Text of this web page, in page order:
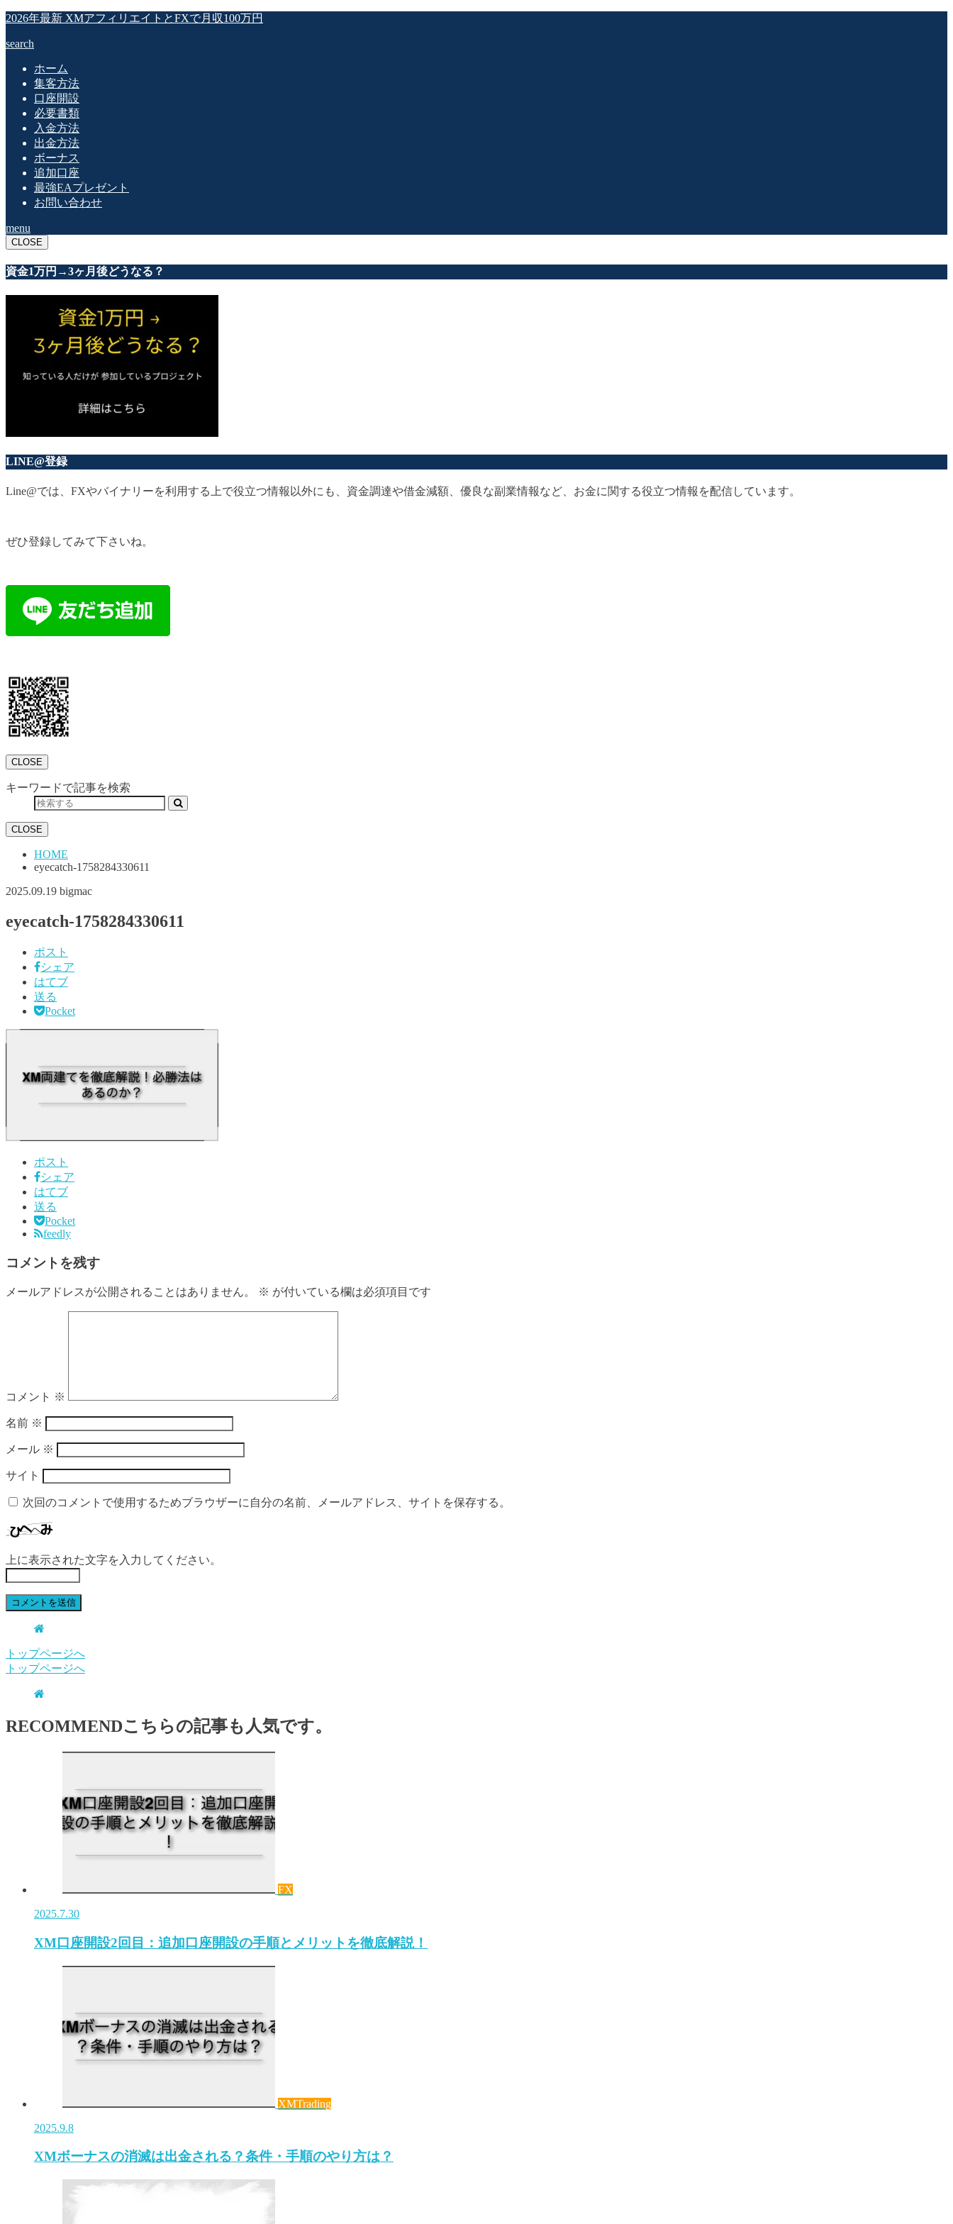
2026年最新 XMアフィリエイトとFXで月収100万円
search
ホーム
集客方法
口座開設
必要書類
入金方法
出金方法
ボーナス
追加口座
最強EAプレゼント
お問い合わせ
menu
CLOSE
資金1万円→3ヶ月後どうなる？
LINE@登録
Line@では、FXやバイナリーを利用する上で役立つ情報以外にも、資金調達や借金減額、優良な副業情報など、お金に関する役立つ情報を配信しています。
ぜひ登録してみて下さいね。
CLOSE
キーワードで記事を検索
CLOSE
HOME
eyecatch-1758284330611
2025.09.19 bigmac
eyecatch-1758284330611
ポスト
シェア
はてブ
送る
Pocket
ポスト
シェア
はてブ
送る
Pocket
feedly
コメントを残す
メールアドレスが公開されることはありません。 ※ が付いている欄は必須項目です
コメント ※
名前 ※
メール ※
サイト
次回のコメントで使用するためブラウザーに自分の名前、メールアドレス、サイトを保存する。
上に表示された文字を入力してください。
トップページへ
トップページへ
RECOMMENDこちらの記事も人気です。
FX
2025.7.30
XM口座開設2回目：追加口座開設の手順とメリットを徹底解説！
XMTrading
2025.9.8
XMボーナスの消滅は出金される？条件・手順のやり方は？